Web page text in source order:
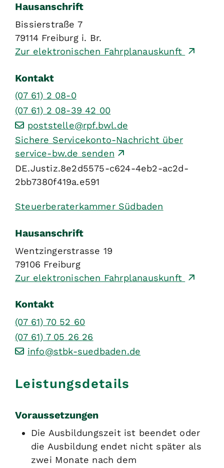
Hausanschrift
Bissierstraße 7
79114 Freiburg i. Br.
Zur elektronischen Fahrplanauskunft
Kontakt
(07 61) 2 08-0
(07 61) 2 08-39 42 00
poststelle@rpf.bwl.de
Sichere Servicekonto-Nachricht über
service-bw.de senden
DE.Justiz.8e2d5575-c624-4eb2-ac2d-
2bb7380f419a.e591
Steuerberaterkammer Südbaden
Hausanschrift
Wentzingerstrasse 19
79106 Freiburg
Zur elektronischen Fahrplanauskunft
Kontakt
(07 61) 70 52 60
(07 61) 7 05 26 26
info@stbk-suedbaden.de
Leistungsdetails
Voraussetzungen
Die Ausbildungszeit ist beendet oder
die Ausbildung endet nicht später als
zwei Monate nach dem